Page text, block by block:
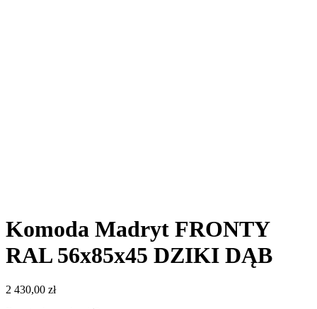
Komoda Madryt FRONTY
RAL 56x85x45 DZIKI DĄB
2 430,00 zł